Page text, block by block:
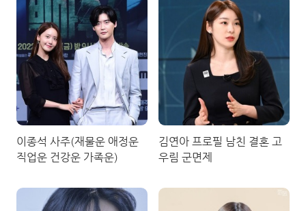
이종석 사주(재물운 애정운
직업운 건강운 가족운)
김연아 프로필 남친 결혼 고
우림 군면제